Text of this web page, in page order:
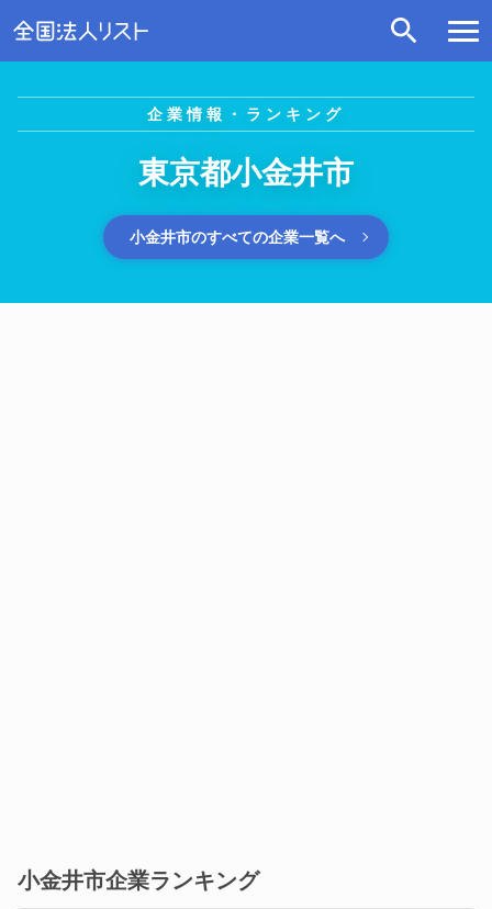
企業情報・ランキング
東京都小金井市
小金井市のすべての企業一覧へ
小金井市企業ランキング